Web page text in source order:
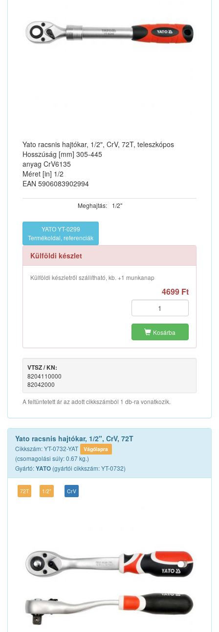
Yato racsnis hajtókar, 1/2", CrV, 72T, teleszkópos
Hosszúság [mm] 305-445
anyag CrV6135
Méret [in] 1/2
EAN 5906083902994
Meghajtás: 1/2"
YATO YT-0299
Termékoldal, referenciák
Külföldi készlet
Külföldi készletről szállítható, kb. +1 munkanap
4699 Ft
Kosárba
VTSZ / KN:
8204110000
82042000
A feltüntetett ár az adott cikkszámból 1 db-ra vonatkozik.
Yato racsnis hajtókar, 1/2", CrV, 72T
Cikkszám: YT-0732-YAT Vágólapra
(csomagolási súly: 0.67 kg.)
Gyártó:YATO (gyártói cikkszám: YT-0732)
72T 1/2" CrV